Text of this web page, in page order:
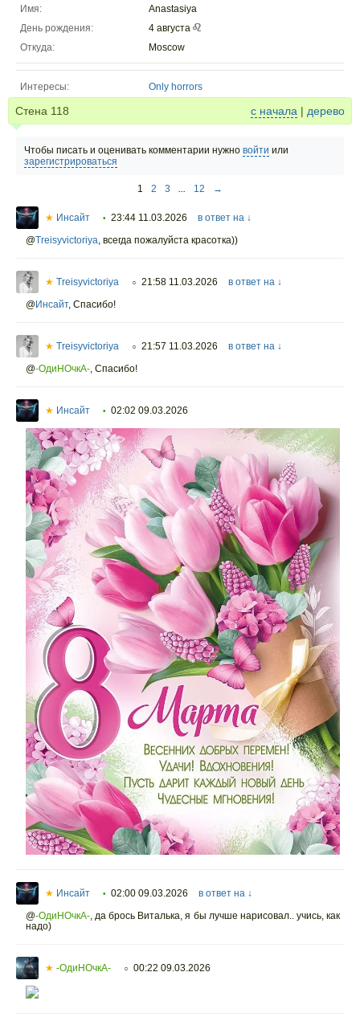
Имя:
Anastasiya
День рождения:
4 августа
Откуда:
Moscow
Интересы: Only horrors
Стена 118 с начала | дерево
Чтобы писать и оценивать комментарии нужно войти или
зарегистрироваться
1 2 3 ... 12 →
★ Инсайт • 23:44 11.03.2026
в ответ на ↓
@Treisyvictoriya, всегда пожалуйста красотка))
★ Treisyvictoriya ○ 21:58 11.03.2026
в ответ на ↓
@Инсайт, Спасибо!
★ Treisyvictoriya ○ 21:57 11.03.2026
в ответ на ↓
@-ОдиНОчкА-, Спасибо!
★ Инсайт • 02:02 09.03.2026
★ Инсайт • 02:00 09.03.2026
в ответ на ↓
@-ОдиНОчкА-, да брось Виталька, я бы лучше нарисовал.. учись, как
надо)
★ -ОдиНОчкА- ○ 00:22 09.03.2026